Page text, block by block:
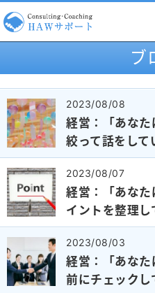
ブ
2023/08/08
経営：「あなた
絞って話をして
2023/08/07
経営：「あな
イントを整理し
2023/08/03
経営：「あな
前にチェックし